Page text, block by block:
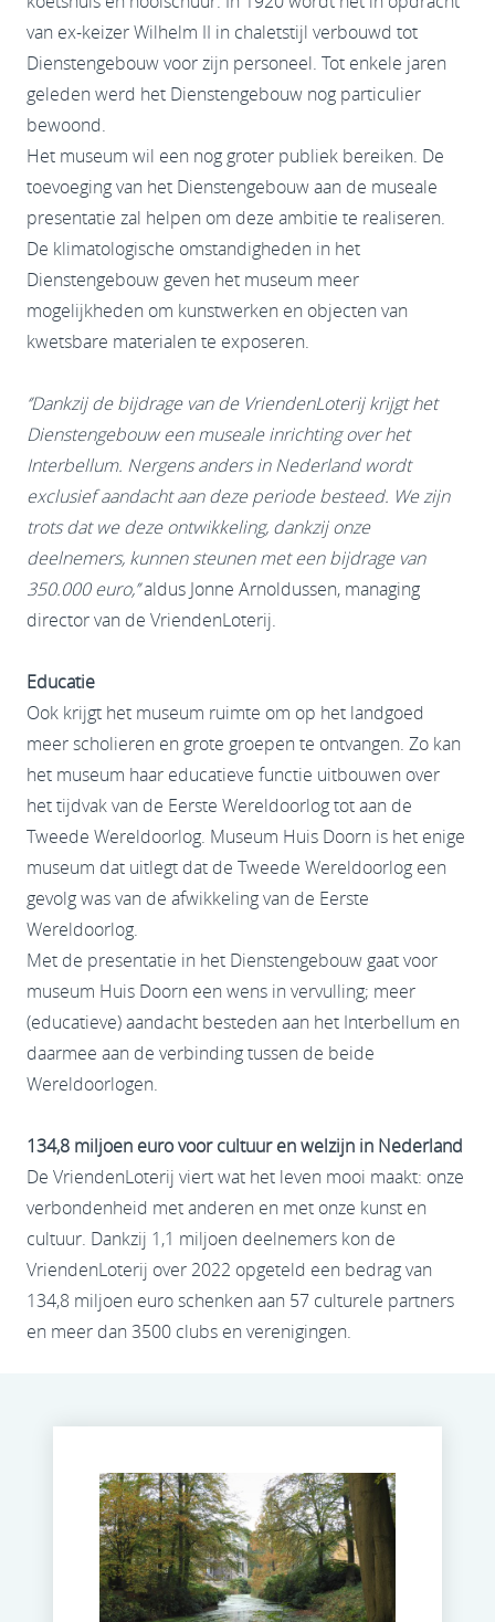
van ex-keizer Wilhelm II in chaletstijl verbouwd tot
Dienstengebouw voor zijn personeel. Tot enkele jaren
geleden werd het Dienstengebouw nog particulier
bewoond.
Het museum wil een nog groter publiek bereiken. De
toevoeging van het Dienstengebouw aan de museale
presentatie zal helpen om deze ambitie te realiseren.
De klimatologische omstandigheden in het
Dienstengebouw geven het museum meer
mogelijkheden om kunstwerken en objecten van
kwetsbare materialen te exposeren.
‘’Dankzij de bijdrage van de VriendenLoterij krijgt het
Dienstengebouw een museale inrichting over het
Interbellum. Nergens anders in Nederland wordt
exclusief aandacht aan deze periode besteed. We zijn
trots dat we deze ontwikkeling, dankzij onze
deelnemers, kunnen steunen met een bijdrage van
350.000 euro,’’aldus Jonne Arnoldussen, managing
director van de VriendenLoterij.
Educatie
Ook krijgt het museum ruimte om op het landgoed
meer scholieren en grote groepen te ontvangen. Zo kan
het museum haar educatieve functie uitbouwen over
het tijdvak van de Eerste Wereldoorlog tot aan de
Tweede Wereldoorlog. Museum Huis Doorn is het enige
museum dat uitlegt dat de Tweede Wereldoorlog een
gevolg was van de afwikkeling van de Eerste
Wereldoorlog.
Met de presentatie in het Dienstengebouw gaat voor
museum Huis Doorn een wens in vervulling; meer
(educatieve) aandacht besteden aan het Interbellum en
daarmee aan de verbinding tussen de beide
Wereldoorlogen.
134,8 miljoen euro voor cultuur en welzijn in Nederland
De VriendenLoterij viert wat het leven mooi maakt: onze
verbondenheid met anderen en met onze kunst en
cultuur. Dankzij 1,1 miljoen deelnemers kon de
VriendenLoterij over 2022 opgeteld een bedrag van
134,8 miljoen euro schenken aan 57 culturele partners
en meer dan 3500 clubs en verenigingen.